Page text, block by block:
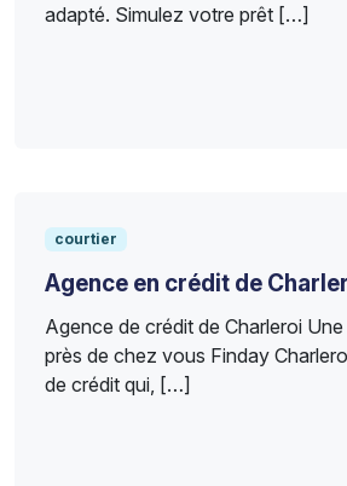
adapté. Simulez votre prêt […]
courtier
Agence en crédit de
Agence de crédit de Charleroi
près de chez vous Finday
de crédit qui, […]